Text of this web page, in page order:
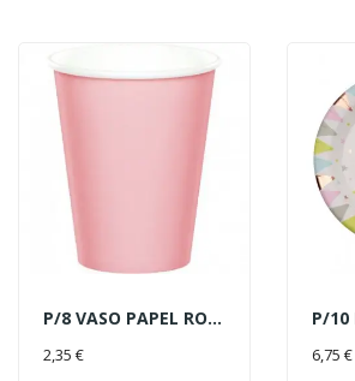
P/8 VASO PAPEL ROSA CLARO
2,35 € 6,75 €